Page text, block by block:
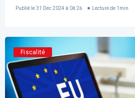
Publié le31 Dec 2024 à 08:26 Lecture de 1 min
Fiscalité